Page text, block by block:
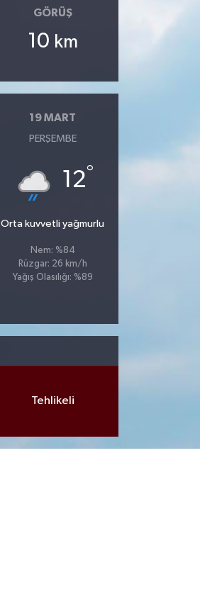
GÖRÜŞ
10 km
19 MART
PERŞEMBE
12°
Orta kuvvetli yağmurlu
Nem: %84
Rüzgar: 26 km/h
Yağış Olasılığı: %89
Tehlikeli